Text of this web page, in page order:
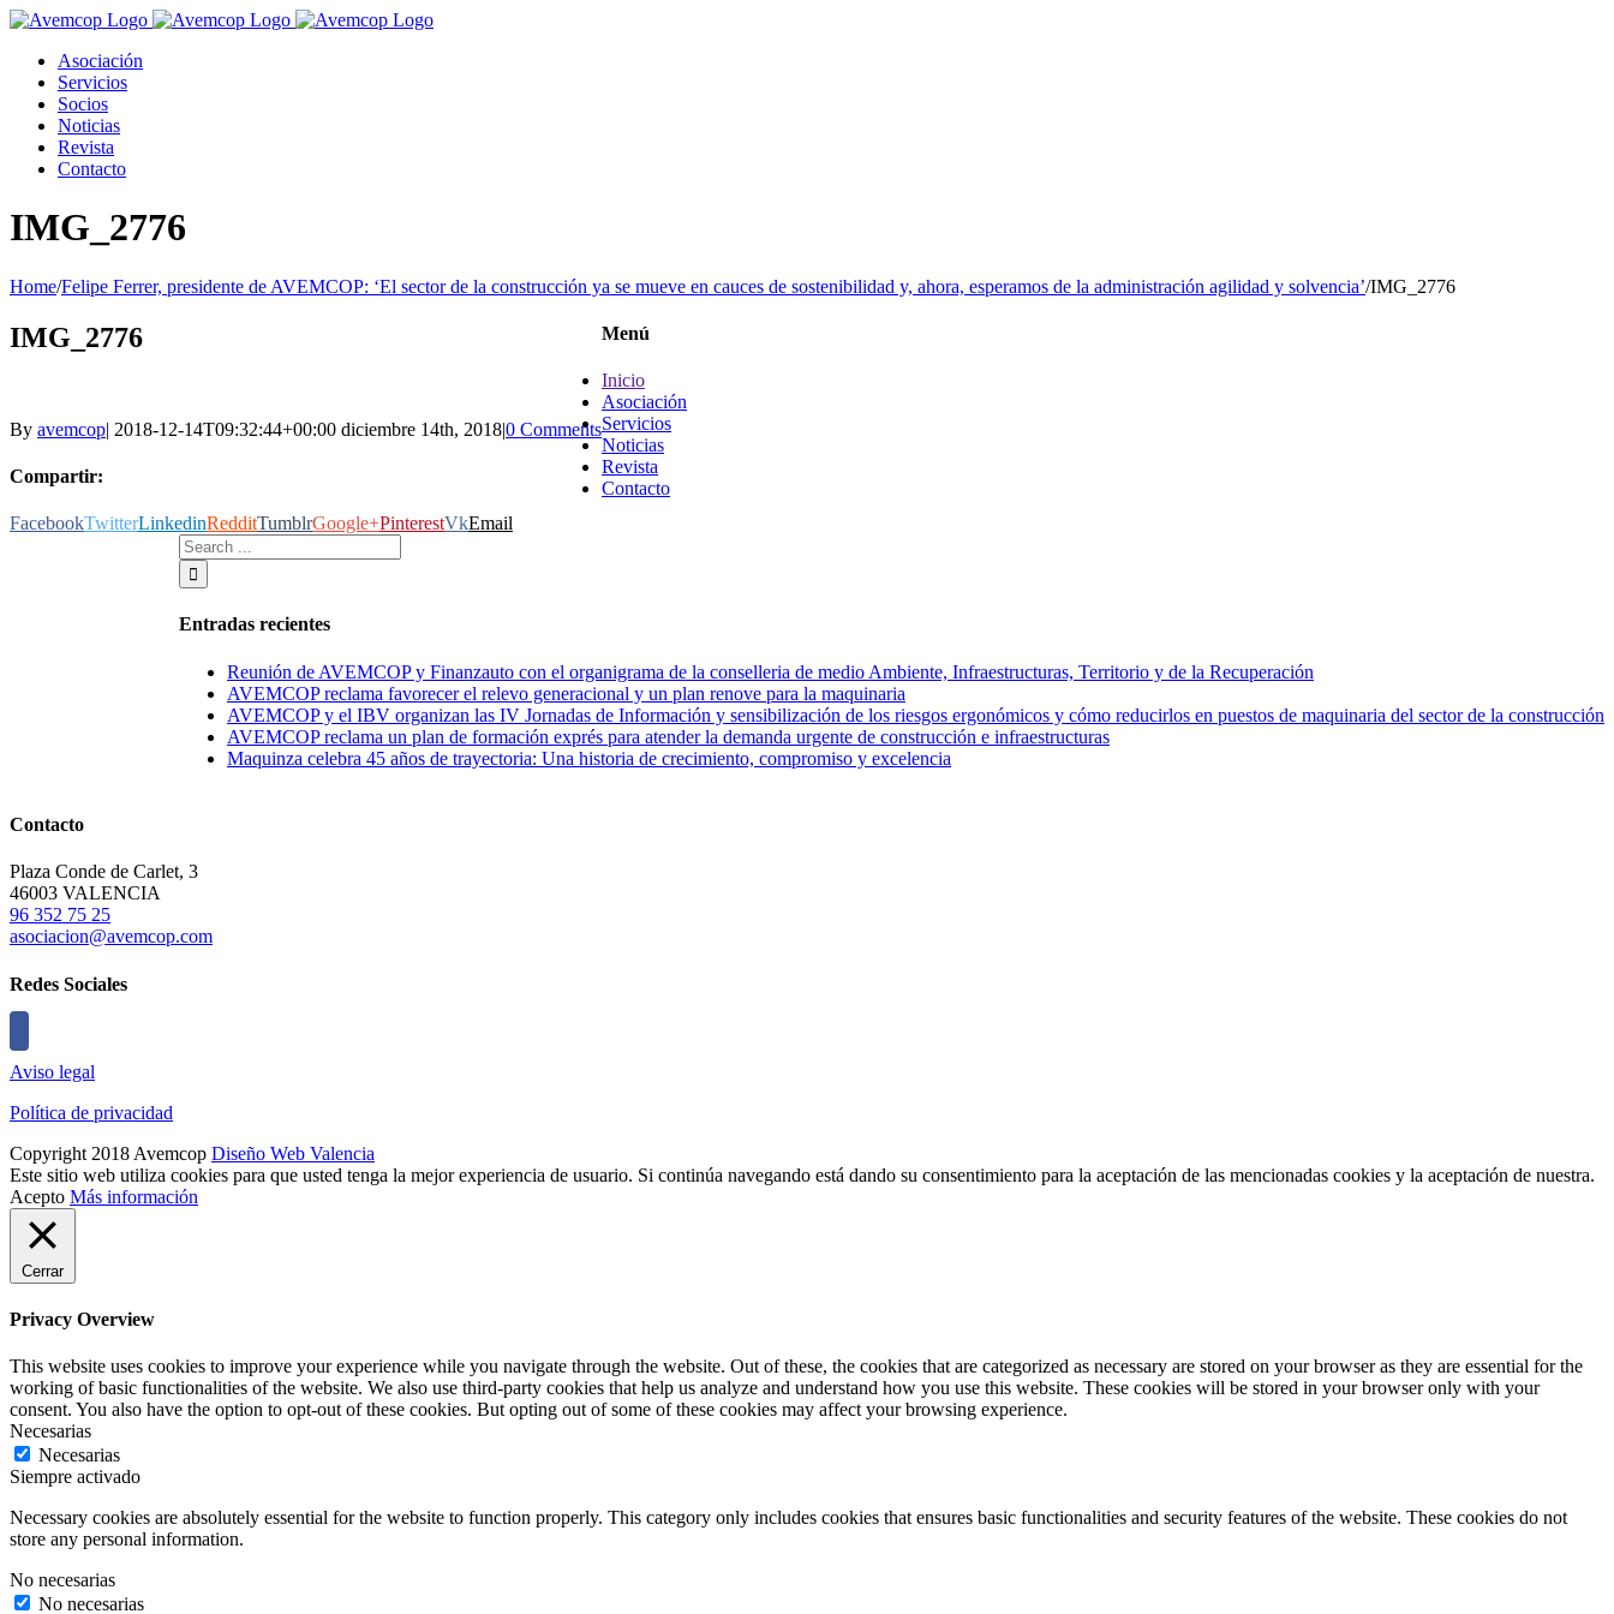
Asociación
Servicios
Socios
Noticias
Revista
Contacto
IMG_2776
Home/Felipe Ferrer, presidente de AVEMCOP: ‘El sector de la construcción ya se mueve en cauces de sostenibilidad y, ahora, esperamos de la administración agilidad y solvencia’/IMG_2776
IMG_2776
By avemcop| 2018-12-14T09:32:44+00:00 diciembre 14th, 2018|0 Comments
Compartir:
FacebookTwitterLinkedinRedditTumblrGoogle+PinterestVkEmail
Entradas recientes
Reunión de AVEMCOP y Finanzauto con el organigrama de la conselleria de medio Ambiente, Infraestructuras, Territorio y de la Recuperación
AVEMCOP reclama favorecer el relevo generacional y un plan renove para la maquinaria
AVEMCOP y el IBV organizan las IV Jornadas de Información y sensibilización de los riesgos ergonómicos y cómo reducirlos en puestos de maquinaria del sector de la construcción
AVEMCOP reclama un plan de formación exprés para atender la demanda urgente de construcción e infraestructuras
Maquinza celebra 45 años de trayectoria: Una historia de crecimiento, compromiso y excelencia
Menú
Inicio
Asociación
Servicios
Noticias
Revista
Contacto
Contacto
Plaza Conde de Carlet, 3
46003 VALENCIA
96 352 75 25
asociacion@avemcop.com
Redes Sociales
Aviso legal
Política de privacidad
Copyright 2018 Avemcop Diseño Web Valencia
Este sitio web utiliza cookies para que usted tenga la mejor experiencia de usuario. Si continúa navegando está dando su consentimiento para la aceptación de las mencionadas cookies y la aceptación de nuestra.
Acepto Más información
Cerrar
Privacy Overview
This website uses cookies to improve your experience while you navigate through the website. Out of these, the cookies that are categorized as necessary are stored on your browser as they are essential for the
working of basic functionalities of the website. We also use third-party cookies that help us analyze and understand how you use this website. These cookies will be stored in your browser only with your
consent. You also have the option to opt-out of these cookies. But opting out of some of these cookies may affect your browsing experience.
Necesarias
Necesarias
Siempre activado
Necessary cookies are absolutely essential for the website to function properly. This category only includes cookies that ensures basic functionalities and security features of the website. These cookies do not
store any personal information.
No necesarias
No necesarias